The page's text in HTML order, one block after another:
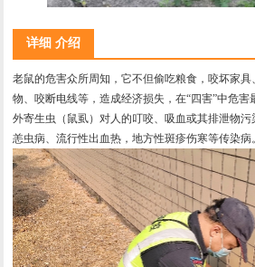
详细 介绍
老鼠的危害众所周知，它不但偷吃粮食，咬坏家
物、咬断电线等，造成经济损失，在“四害”中危
外寄生虫（鼠虱）对人的叮咬、吸血或其排泄物污
恙虫病、流行性出血热，地方性斑疹伤寒等传染病。